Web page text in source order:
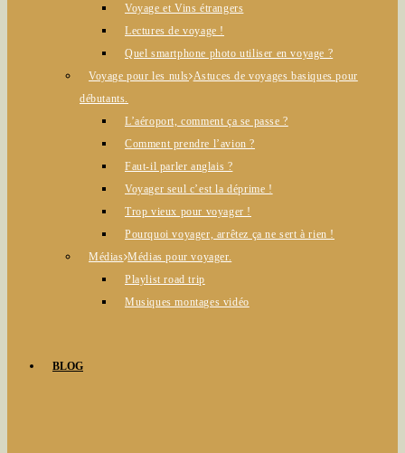
Voyage et Vins étrangers
Lectures de voyage !
Quel smartphone photo utiliser en voyage ?
Voyage pour les nuls Astuces de voyages basiques pour
débutants.
L’aéroport, comment ça se passe ?
Comment prendre l’avion ?
Faut-il parler anglais ?
Voyager seul c’est la déprime !
Trop vieux pour voyager !
Pourquoi voyager, arrêtez ça ne sert à rien !
Médias Médias pour voyager.
Playlist road trip
Musiques montages vidéo
BLOG